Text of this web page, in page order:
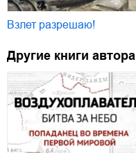
Взлет разрешаю!
Другие книги автора